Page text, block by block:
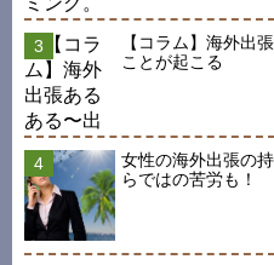
【コラム】海外出
ことが起こる
女性の海外出張の
らではの苦労も！